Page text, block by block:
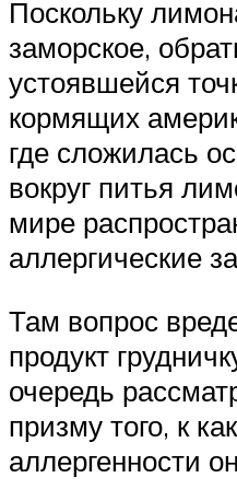
Поскольку
заморское,
устоявшейся
кормящих
где сложилась
вокруг питья
мире
аллергические
Там вопрос
продукт
очередь
призму того, к
аллергенности